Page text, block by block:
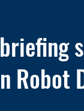
Robot